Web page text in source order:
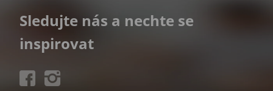
Sledujte nás a nechte se
inspirovat